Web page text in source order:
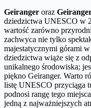
Geiranger oraz
dziedzictwa UNESCO w
wartość zarówno
zachwyca nie tylko
majestatycznymi górami
dziedzictwa wiąże się z
unikalnego środowiska;
piękno Geiranger. Warto
listę UNESCO przyciąga
podnosi rangę tego
jedną z najważniejszych